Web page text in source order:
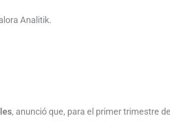
Analitik.
, anunció que, para el primer trimestre